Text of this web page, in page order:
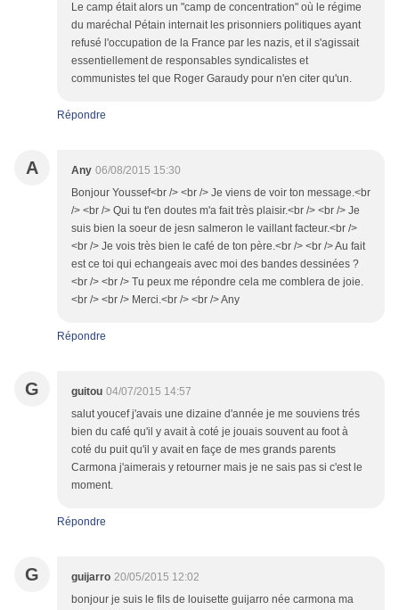
Le camp était alors un "camp de concentration" où le régime
du maréchal Pétain internait les prisonniers politiques ayant
refusé l'occupation de la France par les nazis, et il s'agissait
essentiellement de responsables syndicalistes et
communistes tel que Roger Garaudy pour n'en citer qu'un.
Répondre
A Any 06/08/2015 15:30
Bonjour Youssef<br /> <br /> Je viens de voir ton message.<br
/> <br /> Qui tu t'en doutes m'a fait très plaisir.<br /> <br /> Je
suis bien la soeur de jesn salmeron le vaillant facteur.<br />
<br /> Je vois très bien le café de ton père.<br /> <br /> Au fait
est ce toi qui echangeais avec moi des bandes dessinées ?
<br /> <br /> Tu peux me répondre cela me comblera de joie.
<br /> <br /> Merci.<br /> <br /> Any
Répondre
G guitou 04/07/2015 14:57
salut youcef j'avais une dizaine d'année je me souviens trés
bien du café qu'il y avait à coté je jouais souvent au foot à
coté du puit qu'il y avait en façe de mes grands parents
Carmona j'aimerais y retourner mais je ne sais pas si c'est le
moment.
Répondre
G guijarro 20/05/2015 12:02
bonjour je suis le fils de louisette guijarro née carmona ma